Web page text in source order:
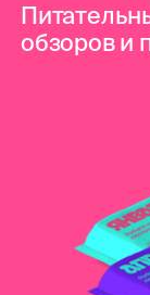
обзоров и